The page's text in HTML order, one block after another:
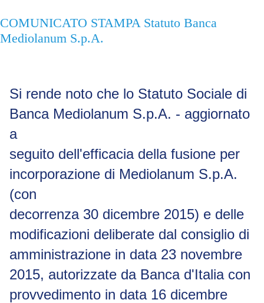
COMUNICATO STAMPA Statuto Banca
Mediolanum S.p.A.
Si rende noto che lo Statuto Sociale di
Banca Mediolanum S.p.A. - aggiornato
a
seguito dell'efficacia della fusione per
incorporazione di Mediolanum S.p.A.
(con
decorrenza 30 dicembre 2015) e delle
modificazioni deliberate dal consiglio di
amministrazione in data 23 novembre
2015, autorizzate da Banca d'Italia con
provvedimento in data 16 dicembre